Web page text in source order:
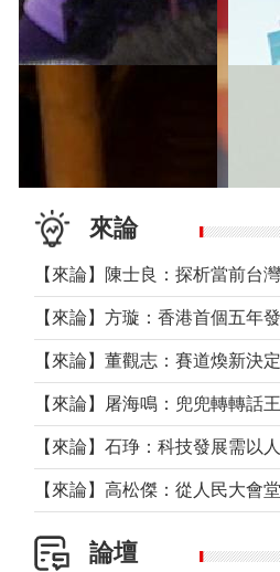
來論
【來論】董觀志：賽道煥新決
論壇